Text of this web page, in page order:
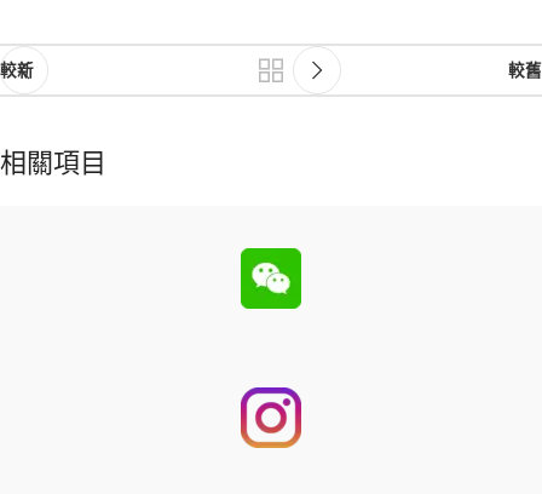
較新 較舊
相關項目
Suspendisse quam at vestibulum